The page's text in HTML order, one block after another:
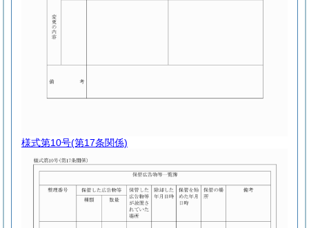
様式第10号(第17条関係)